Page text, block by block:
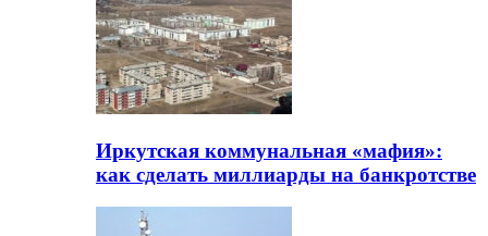
Иркутская коммунальная «мафия»:
как сделать миллиарды на банкротстве